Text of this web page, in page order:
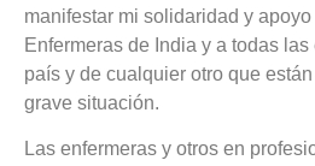
manifestar mi solidaridad y
Enfermeras de India y a todas
país y de cualquier otro que
grave situación.
Las enfermeras y otros en